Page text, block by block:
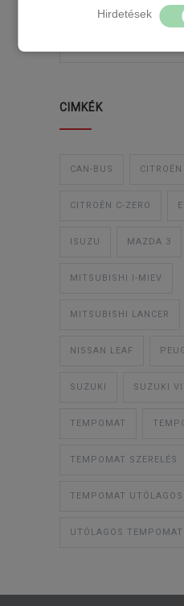
Hirdetések
TEMPOMAT
CIMKÉK
CAN-BUS CITROËN
CITROËN C-ZERO
ISUZU MAZDA 3
MITSUBISHI I-MIEV
MITSUBISHI LANCER
NISSAN LEAF
SUZUKI SUZUKI
TEMPOMAT
TEMPOMAT SZERELÉS
TEMPOMAT UTÓLAGOS
UTÓLAGOS TEMPOMAT